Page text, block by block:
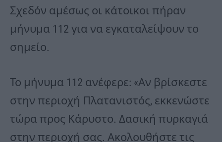
Σχεδόν αμέσως οι κάτοικοι πήραν
μήνυμα 112 για να εγκαταλείψουν το
σημείο.
Το μήνυμα 112 ανέφερε: «Αν βρίσκεστε
στην περιοχή Πλατανιστός, εκκενώστε
τώρα προς Κάρυστο. Δασική πυρκαγιά
στην περιοχή σας. Ακολουθήστε τις